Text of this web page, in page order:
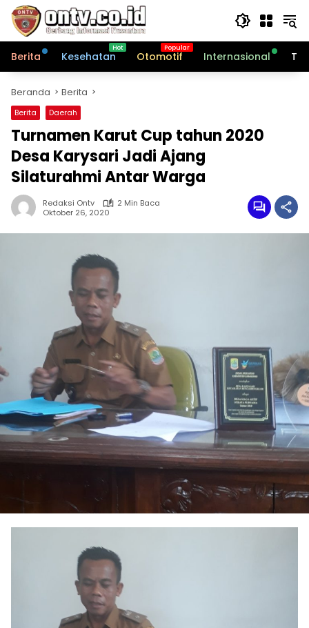
Langsung
konten
Berita
Kesehatan Otomotif Internasional
Beranda Berita
Berita Daerah
Turnamen Karut Cup tahun 2020
Desa Karysari Jadi Ajang
Silaturahmi Antar Warga
Redaksi Ontv
2 Min Baca
Oktober 26, 2020